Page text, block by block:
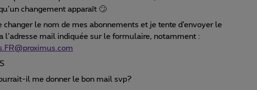
changement apparaît 🙄
changer le nom de mes abonnements et je tente d’envoyer le
l’adresse mail indiquée sur le formulaire, notamment :
il me donner le bon mail svp?